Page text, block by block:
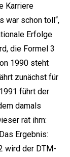
Karriere
war schon toll“,
Erfolge
die Formel 3
1990 steht
zunächst für
führt der
damals
rät ihm:
Ergebnis:
wird der DTM-